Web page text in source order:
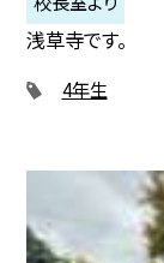
浅草寺です。
4年生